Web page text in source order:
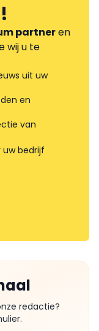
!
partneren
wij u te
uit uw
en
van
uw bedrijf
redactie?